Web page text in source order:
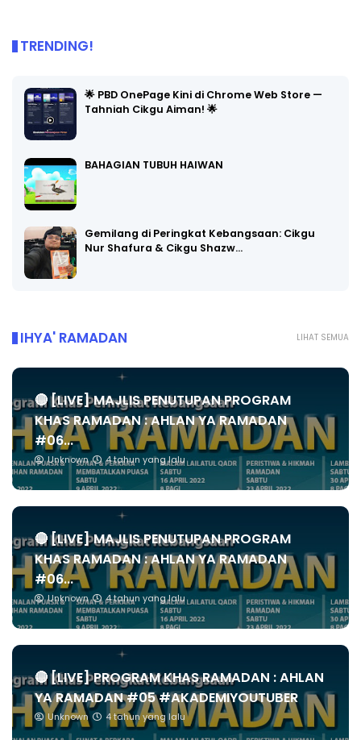
TRENDING!
🌟 PBD OnePage Kini di Chrome Web Store —
Tahniah Cikgu Aiman! 🌟
BAHAGIAN TUBUH HAIWAN
Gemilang di Peringkat Kebangsaan: Cikgu
Nur Shafura & Cikgu Shazw…
LIHAT SEMUA
IHYA' RAMADAN
🔴 [LIVE] MAJLIS PENUTUPAN PROGRAM
KHAS RAMADAN : AHLAN YA RAMADAN
#06...
Unknown 4 tahun yang lalu
🔴 [LIVE] MAJLIS PENUTUPAN PROGRAM
KHAS RAMADAN : AHLAN YA RAMADAN
#06...
Unknown 4 tahun yang lalu
🔴 [LIVE] PROGRAM KHAS RAMADAN : AHLAN
YA RAMADAN #05 #AKADEMIYOUTUBER
Unknown 4 tahun yang lalu